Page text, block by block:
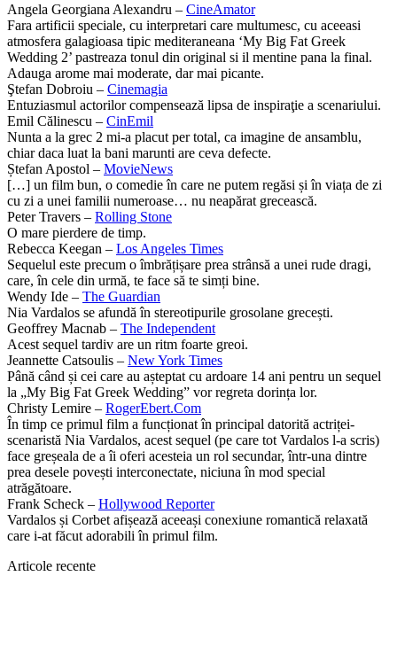
Angela Georgiana Alexandru – CineAmator
Fara artificii speciale, cu interpretari care multumesc, cu aceeasi
atmosfera galagioasa tipic mediteraneana ‘My Big Fat Greek
Wedding 2’ pastreaza tonul din original si il mentine pana la final.
Adauga arome mai moderate, dar mai picante.
Ştefan Dobroiu – Cinemagia
Entuziasmul actorilor compensează lipsa de inspiraţie a scenariului.
Emil Călinescu – CinEmil
Nunta a la grec 2 mi-a placut per total, ca imagine de ansamblu,
chiar daca luat la bani marunti are ceva defecte.
Ștefan Apostol – MovieNews
[…] un film bun, o comedie în care ne putem regăsi și în viața de zi
cu zi a unei familii numeroase… nu neapărat grecească.
Peter Travers – Rolling Stone
O mare pierdere de timp.
Rebecca Keegan – Los Angeles Times
Sequelul este precum o îmbrățișare prea strânsă a unei rude dragi,
care, în cele din urmă, te face să te simți bine.
Wendy Ide – The Guardian
Nia Vardalos se afundă în stereotipurile grosolane grecești.
Geoffrey Macnab – The Independent
Acest sequel tardiv are un ritm foarte greoi.
Jeannette Catsoulis – New York Times
Până când și cei care au așteptat cu ardoare 14 ani pentru un sequel
la „My Big Fat Greek Wedding” vor regreta dorința lor.
Christy Lemire – RogerEbert.Com
În timp ce primul film a funcționat în principal datorită actriței-
scenaristă Nia Vardalos, acest sequel (pe care tot Vardalos l-a scris)
face greșeala de a îi oferi acesteia un rol secundar, într-una dintre
prea desele povești interconectate, niciuna în mod special
atrăgătoare.
Frank Scheck – Hollywood Reporter
Vardalos și Corbet afișează aceeași conexiune romantică relaxată
care i-at făcut adorabili în primul film.
Articole recente